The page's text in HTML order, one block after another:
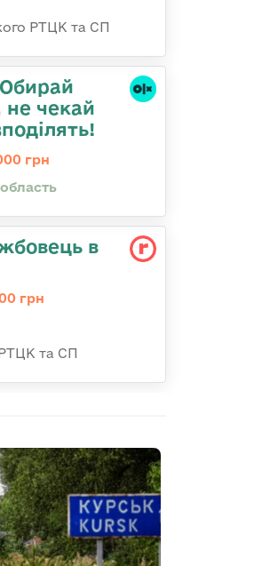
РТЦК та СП
не чекай
грн
в
грн
та СП